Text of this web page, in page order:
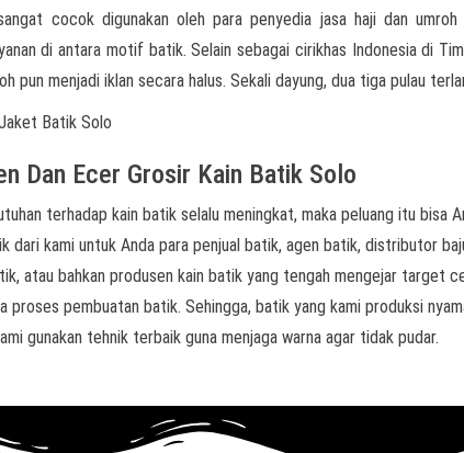
cocok digunakan oleh para penyedia jasa haji dan umroh
di antara motif batik. Selain sebagai cirikhas Indonesia di
pun menjadi iklan secara halus. Sekali dayung, dua tiga pulau
Dan Ecer Grosir Kain Batik Solo
terhadap kain batik selalu meningkat, maka peluang itu bisa
dari kami untuk Anda para penjual batik, agen batik, distributor
atau bahkan produsen kain batik yang tengah mengejar target
proses pembuatan batik. Sehingga, batik yang kami produksi
gunakan tehnik terbaik guna menjaga warna agar tidak pudar.